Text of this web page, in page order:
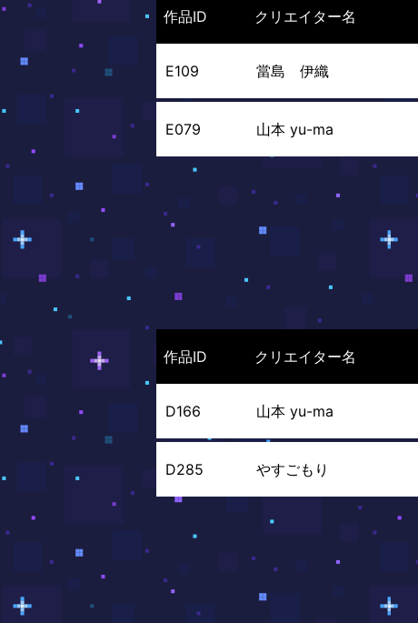
作品ID クリエイター名
E109 當島 伊織
E079 山本 yu-ma
作品ID クリエイター名
D166 山本 yu-ma
D285 やすごもり